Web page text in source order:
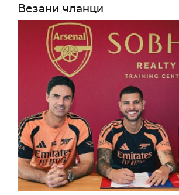
Везани чланци